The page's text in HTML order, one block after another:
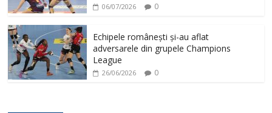
06/07/2026 0
Echipele românești și-au aflat
adversarele din grupele Champions
League
26/06/2026 0